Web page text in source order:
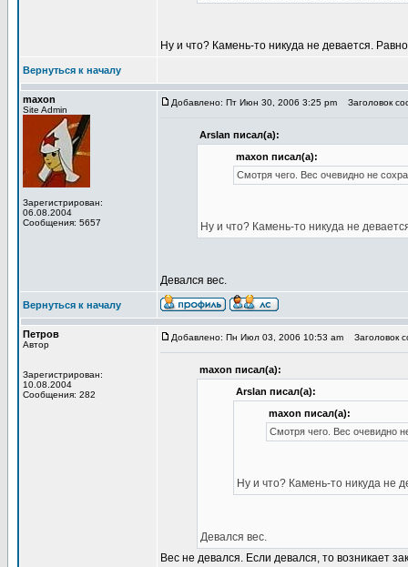
Ну и что? Камень-то никуда не девается.
Вернуться к началу
maxon
Site Admin
Зарегистрирован:
06.08.2004
Сообщения: 5657
Добавлено: Пт Июн 30, 2006 3:25 pm Заголовок
Arslan писал(а):
maxon писал(а):
Смотря чего. Вес очевидно не
Ну и что? Камень-то никуда не
Девался вес.
Вернуться к началу
Петров
Автор
Зарегистрирован:
10.08.2004
Сообщения: 282
Добавлено: Пн Июл 03, 2006 10:53 am Заголовок
maxon писал(а):
Arslan писал(а):
maxon писал(а):
Смотря чего. Вес очевидно
Ну и что? Камень-то никуда не
Девался вес.
Вес не девался. Если девался, то возникает